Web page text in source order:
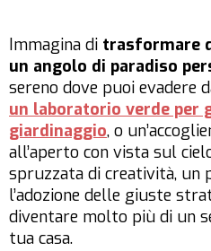
Immagina di trasformare
un angolo di paradiso
sereno dove puoi evadere
un laboratorio verde per
giardinaggio, o
all’aperto con vista sul
spruzzata di creatività, un
l’adozione delle giuste
diventare molto più di un
tua casa.